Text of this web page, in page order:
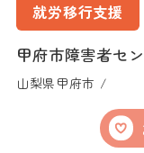
就労移行支援
甲府市障害者セ
山梨県甲府市 /